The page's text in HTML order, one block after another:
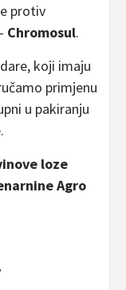
protiv
Chromosul.
koji imaju
primjenu
u pakiranju
loze
Agro